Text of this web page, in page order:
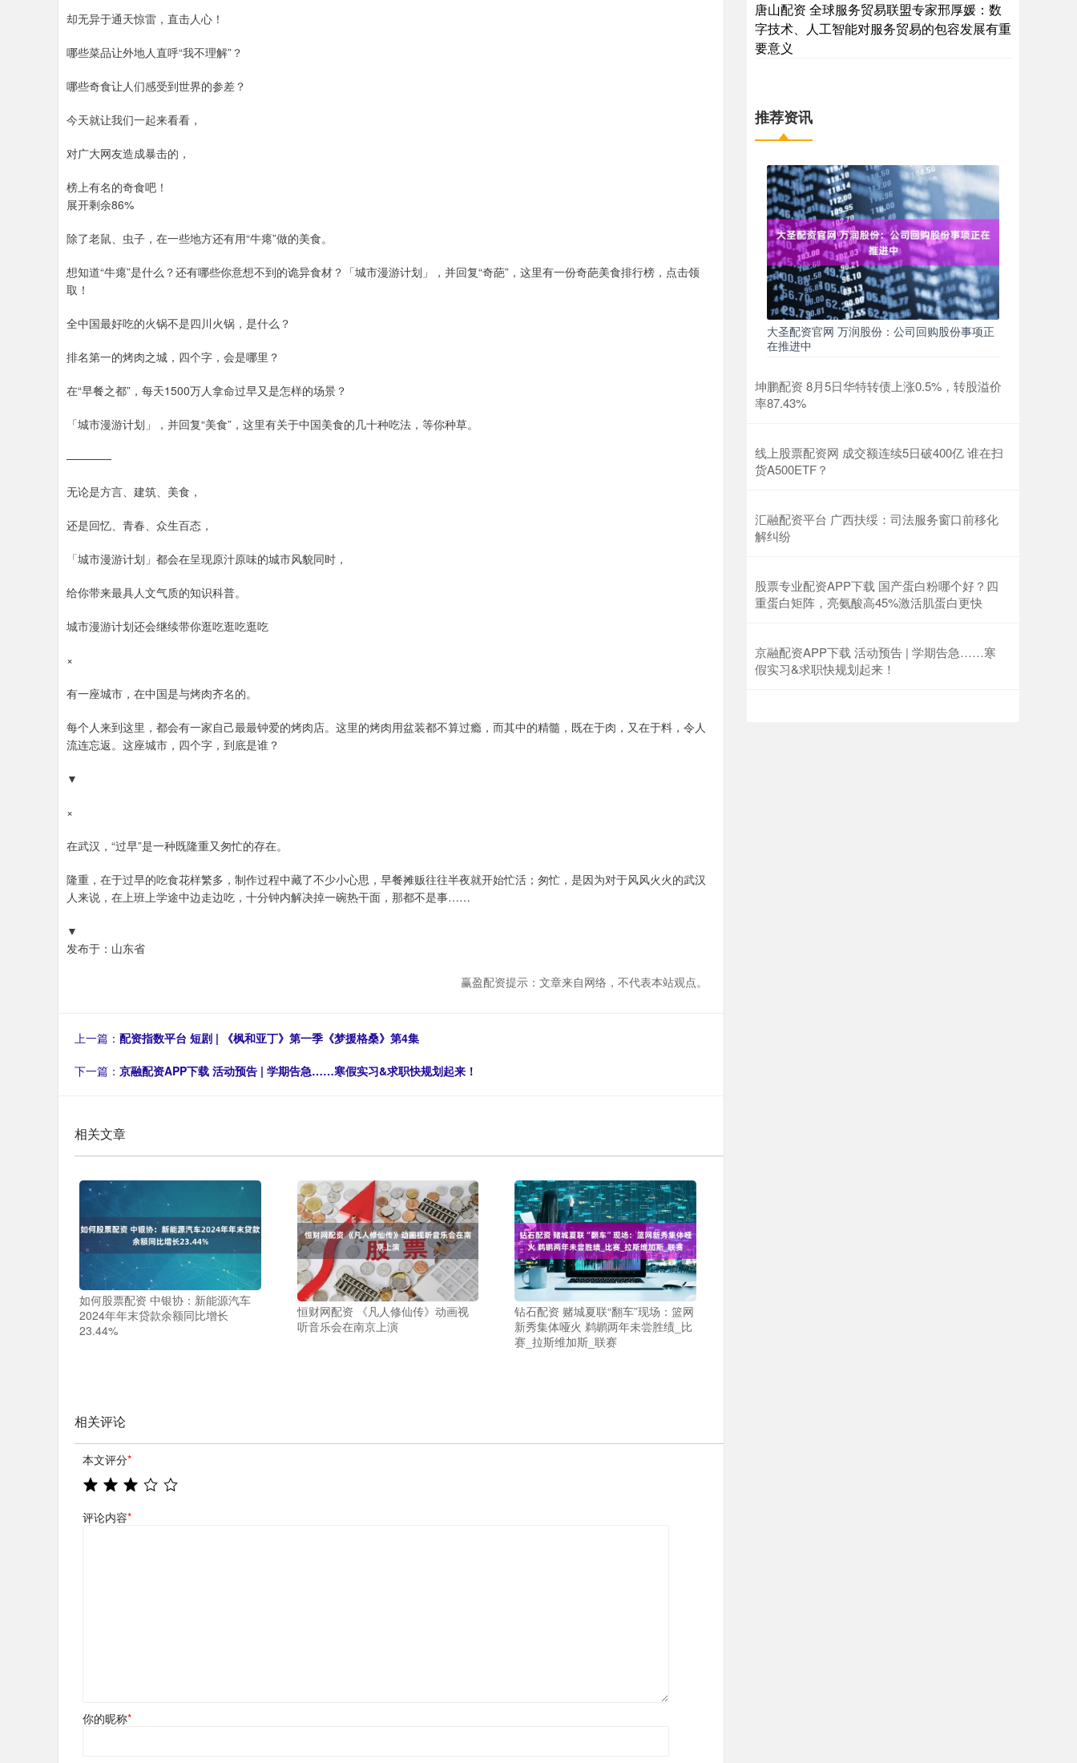
却无异于通天惊雷，直击人心！
哪些菜品让外地人直呼“我不理解”？
哪些奇食让人们感受到世界的参差？
今天就让我们一起来看看，
对广大网友造成暴击的，
榜上有名的奇食吧！
展开剩余86%
除了老鼠、虫子，在一些地方还有用“牛瘪”做的美食。
想知道“牛瘪”是什么？还有哪些你意想不到的诡异食材？「城市漫游计划」，并回复“奇葩”，这里有一份奇葩美食排行榜，点击领
取！
全中国最好吃的火锅不是四川火锅，是什么？
排名第一的烤肉之城，四个字，会是哪里？
在“早餐之都”，每天1500万人拿命过早又是怎样的场景？
「城市漫游计划」，并回复“美食”，这里有关于中国美食的几十种吃法，等你种草。
————
无论是方言、建筑、美食，
还是回忆、青春、众生百态，
「城市漫游计划」都会在呈现原汁原味的城市风貌同时，
给你带来最具人文气质的知识科普。
城市漫游计划还会继续带你逛吃逛吃逛吃
×
有一座城市，在中国是与烤肉齐名的。
每个人来到这里，都会有一家自己最最钟爱的烤肉店。这里的烤肉用盆装都不算过瘾，而其中的精髓，既在于肉，又在于料，令人
流连忘返。这座城市，四个字，到底是谁？
▼
×
在武汉，“过早”是一种既隆重又匆忙的存在。
隆重，在于过早的吃食花样繁多，制作过程中藏了不少小心思，早餐摊贩往往半夜就开始忙活；匆忙，是因为对于风风火火的武汉
人来说，在上班上学途中边走边吃，十分钟内解决掉一碗热干面，那都不是事……
▼
发布于：山东省
赢盈配资提示：文章来自网络，不代表本站观点。
上一篇： 配资指数平台 短剧 | 《枫和亚丁》第一季《梦援格桑》第4集
下一篇： 京融配资APP下载 活动预告 | 学期告急……寒假实习&求职快规划起来！
相关文章
如何股票配资 中银协：新能源汽车
2024年年末贷款余额同比增长
23.44%
恒财网配资 《凡人修仙传》动画视
听音乐会在南京上演
钻石配资 赌城夏联“翻车”现场：篮网
新秀集体哑火 鹈鹕两年未尝胜绩_比
赛_拉斯维加斯_联赛
相关评论
本文评分*
评论内容*
你的昵称*
唐山配资 全球服务贸易联盟专家邢厚媛：数
字技术、人工智能对服务贸易的包容发展有重
要意义
推荐资讯
大圣配资官网 万润股份：公司回购股份事项正
在推进中
坤鹏配资 8月5日华特转债上涨0.5%，转股溢价
率87.43%
线上股票配资网 成交额连续5日破400亿 谁在扫
货A500ETF？
汇融配资平台 广西扶绥：司法服务窗口前移化
解纠纷
股票专业配资APP下载 国产蛋白粉哪个好？四
重蛋白矩阵，亮氨酸高45%激活肌蛋白更快
京融配资APP下载 活动预告 | 学期告急……寒
假实习&求职快规划起来！